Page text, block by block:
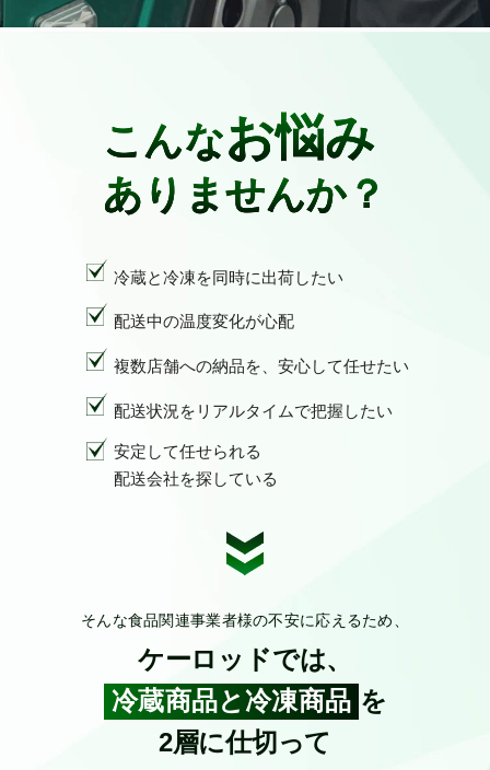
こんなお悩み
ありませんか？
冷蔵と冷凍を同時に出荷したい
配送中の温度変化が心配
複数店舗への納品を、安心して任せたい
配送状況をリアルタイムで把握したい
安定して任せられる
配送会社を探している
そんな食品関連事業者様の不安に応えるため、
ケーロッドでは、
冷蔵商品と冷凍商品 を
2層に仕切って